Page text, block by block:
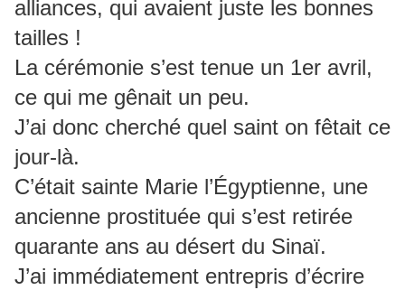
alliances, qui avaient juste les bonnes
tailles !
La cérémonie s’est tenue un 1er avril,
ce qui me gênait un peu.
J’ai donc cherché quel saint on fêtait ce
jour-là.
C’était sainte Marie l’Égyptienne, une
ancienne prostituée qui s’est retirée
quarante ans au désert du Sinaï.
J’ai immédiatement entrepris d’écrire